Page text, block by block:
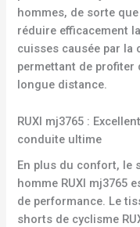
hommes, de sorte
réduire efficacement
cuisses causée par la
permettant de
longue distance.
RUXI mj3765 :
conduite ultime
En plus du confort, le
homme RUXI mj3765
de performance. Le
shorts de cyclisme